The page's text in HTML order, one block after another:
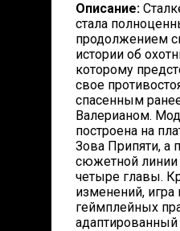
Описание:
стала
продолжением
истории об
которому
свое
спасенным
Валерианом.
построена на
Зова Припяти, а
сюжетной линии
четыре главы.
изменений, игра
геймплейных